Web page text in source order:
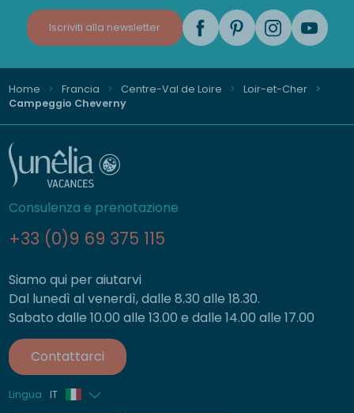
Iscriviti alla newsletter
Home Francia Centre-Val de Loire
Loir-et-Cher
Campeggio Cheverny
Consulenza e prenotazione
+33 (0)9 69 375 115
Siamo qui per aiutarvi
Dal lunedì al venerdì, dalle 8.30 alle 18.30.
Sabato dalle 10.00 alle 13.00 e dalle 14.00 alle 17.00
Contattarci
Lingua IT